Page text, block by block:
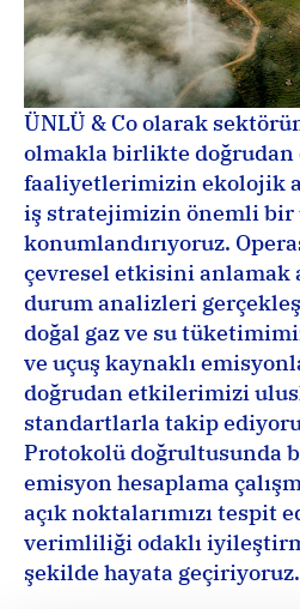
ÜNLÜ & Co olarak
olmakla birlikte doğrudan
faaliyetlerimizin ekolojik
iş stratejimizin önemli bir
konumlandırıyoruz.
çevresel etkisini anlamak
durum analizleri
doğal gaz ve su
ve uçuş kaynaklı
doğrudan etkilerimizi
standartlarla takip
Protokolü doğrultusunda
emisyon hesaplama
açık noktalarımızı tespit
verimliliği odaklı
şekilde hayata geçiriyoruz.